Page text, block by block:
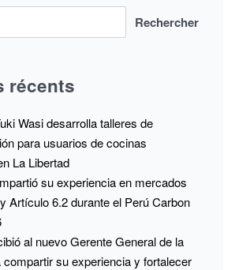
Rechercher
récents
Wasi desarrolla talleres de
para usuarios de cocinas
La Libertad
su experiencia en mercados
Artículo 6.2 durante el Perú Carbon
al nuevo Gerente General de la
su experiencia y fortalecer